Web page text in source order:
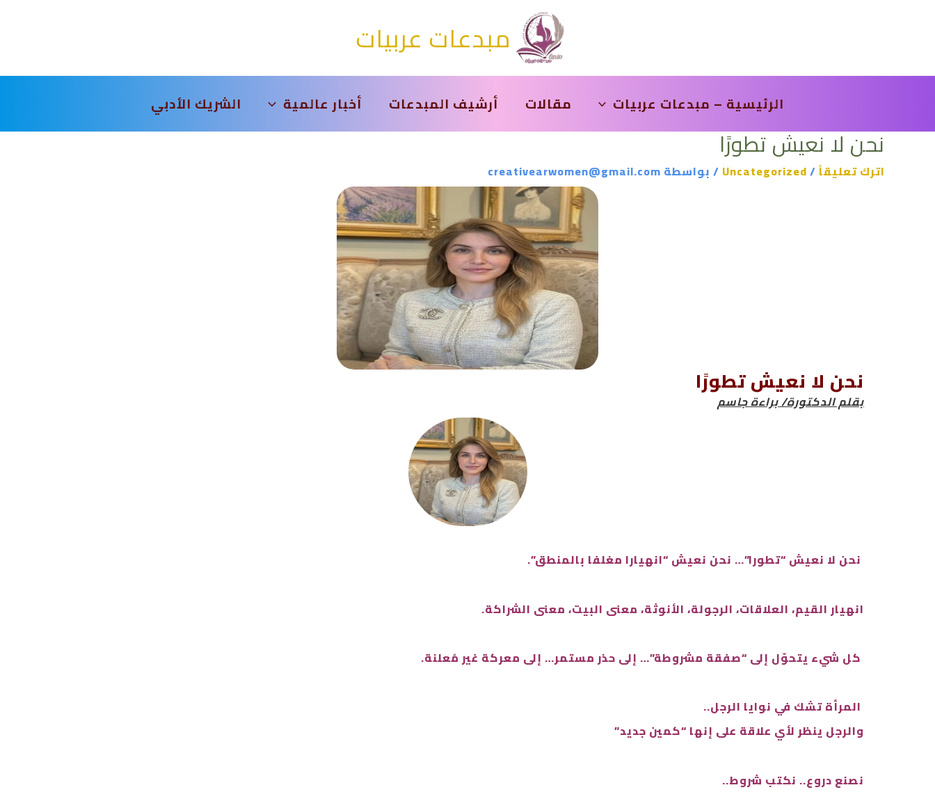
مبدعات عربيات
الرئيسية – مبدعات عربيات مقالات أرشيف المبدعات أخبار عالمية الشريك الأدبي
نحن لا نعيش تطورًا
اترك تعليقاً/
Uncategorized / بواسطة creativearwomen@gmail.com
نحن لا نعيش تطورًا
بقلم الدكتورة/ براءة جاسم
نحن لا نعيش “تطورا”… نحن نعيش “انهيارا مغلفا بالمنطق”.
انهيار القيم، العلاقات، الرجولة، الأنوثة، معنى البيت، معنى الشراكة.
كل شيء يتحوّل إلى “صفقة مشروطة”… إلى حذر مستمر… إلى معركة غير مُعلنة.
المرأة تشك في نوايا الرجل..
والرجل ينظر لأي علاقة على إنها “كمين جديد”
نصنع دروع.. نكتب شروط..